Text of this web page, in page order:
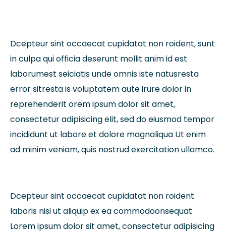
Dcepteur sint occaecat cupidatat non roident, sunt
in culpa qui officia deserunt mollit anim id est
laborumest seiciatis unde omnis iste natusresta
error sitresta is voluptatem aute irure dolor in
reprehenderit orem ipsum dolor sit amet,
consectetur adipisicing elit, sed do eiusmod tempor
incididunt ut labore et dolore magnaliqua Ut enim
ad minim veniam, quis nostrud exercitation ullamco.
Dcepteur sint occaecat cupidatat non roident
laboris nisi ut aliquip ex ea commodoonsequat
Lorem ipsum dolor sit amet, consectetur adipisicing